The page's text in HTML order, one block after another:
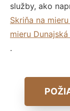
služby, ako
Skriňa na
mieru Dunajská
.